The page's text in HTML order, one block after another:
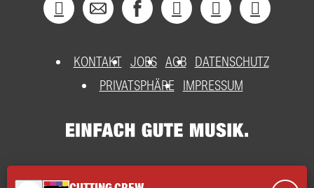
KONTAKT JOBS AGB DATENSCHUTZ
PRIVATSPHÄRE
IMPRESSUM